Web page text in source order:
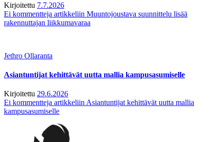
Kirjoitettu 7.7.2026
Ei kommentteja artikkeliin Muuntojoustava suunnittelu lisää
rakennuttajan liikkumavaraa
Jethro Ollaranta
Asiantuntijat kehittävät uutta mallia kampusasumiselle
Kirjoitettu 29.6.2026
Ei kommentteja artikkeliin Asiantuntijat kehittävät uutta mallia
kampusasumiselle